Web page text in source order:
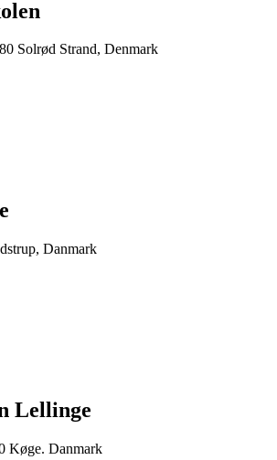
Solrød Strand, Denmark
Danmark
Lellinge
Køge. Danmark